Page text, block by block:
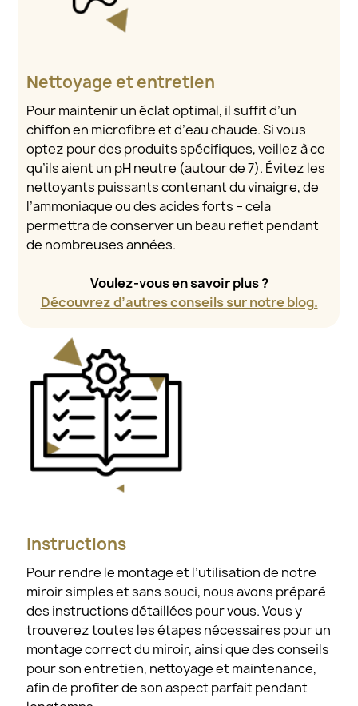
Nettoyage et entretien
Pour maintenir un éclat optimal, il suffit d’un
chiffon en microfibre et d’eau chaude. Si vous
optez pour des produits spécifiques, veillez à ce
qu’ils aient un pH neutre (autour de 7). Évitez les
nettoyants puissants contenant du vinaigre, de
l’ammoniaque ou des acides forts – cela
permettra de conserver un beau reflet pendant
de nombreuses années.
Voulez-vous en savoir plus ?
Découvrez d’autres conseils sur notre blog.
Instructions
Pour rendre le montage et l’utilisation de notre
miroir simples et sans souci, nous avons préparé
des instructions détaillées pour vous. Vous y
trouverez toutes les étapes nécessaires pour un
montage correct du miroir, ainsi que des conseils
pour son entretien, nettoyage et maintenance,
afin de profiter de son aspect parfait pendant